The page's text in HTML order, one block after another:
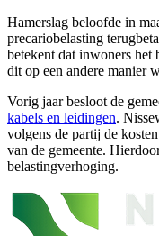
Hamerslag beloofde in
precariobelasting
betekent dat inwoners het
dit op een andere manier
Vorig jaar besloot de
kabels en leidingen.
volgens de partij de
van de gemeente.
belastingverhoging.